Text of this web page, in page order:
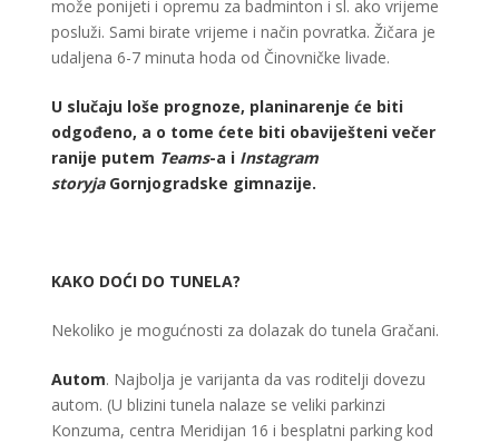
može ponijeti i opremu za badminton i sl. ako vrijeme
posluži. Sami birate vrijeme i način povratka. Žičara je
udaljena 6-7 minuta hoda od Činovničke livade.
U slučaju loše prognoze, planinarenje će biti
odgođeno, a o tome ćete biti obaviješteni večer
ranije putem Teams-a i Instagram
storyjaGornjogradske gimnazije.
KAKO DOĆI DO TUNELA?
Nekoliko je mogućnosti za dolazak do tunela Gračani.
Autom. Najbolja je varijanta da vas roditelji dovezu
autom. (U blizini tunela nalaze se veliki parkinzi
Konzuma, centra Meridijan 16 i besplatni parking kod